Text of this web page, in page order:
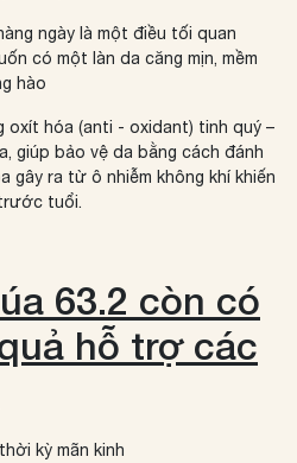
ngày là một điều tối quan
có một làn da căng mịn, mềm
hào
hóa (anti - oxidant) tinh quý –
giúp bảo vệ da bằng cách đánh
gây ra từ ô nhiễm không khí khiến
tuổi.
63.2 còn có
hỗ trợ các
kỳ mãn kinh